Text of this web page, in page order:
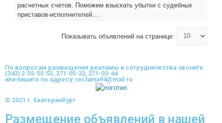
расчетных счетов. Поможем взыскать убытки с судебных
приставов-исполнителей.…
Показывать объявлений на странице:
По вопросам размещения рекламы и сотрудничества звоните:
(343) 2-55-55-55, 371-05-33, 371-03-44
или пишите по адресу: reclama94@mail.ru
© 2021 г. Екатеринбург
Размещение объявлений в нашей